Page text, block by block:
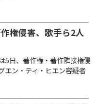
権侵害、歌手ら2人
5日、著作権・著作隣接権侵
エン・ティ・ヒエン容疑者